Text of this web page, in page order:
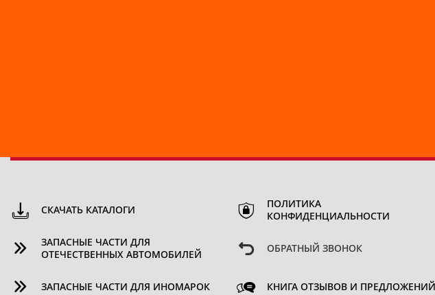
СКАЧАТЬ КАТАЛОГИ
ЗАПАСНЫЕ ЧАСТИ ДЛЯ
ОТЕЧЕСТВЕННЫХ АВТОМОБИЛЕЙ
ЗАПАСНЫЕ ЧАСТИ ДЛЯ ИНОМАРОК
ПОЛИТИКА
КОНФИДЕНЦИАЛЬНОСТИ
ОБРАТНЫЙ ЗВОНОК
КНИГА ОТЗЫВОВ И ПРЕДЛОЖЕНИЙ